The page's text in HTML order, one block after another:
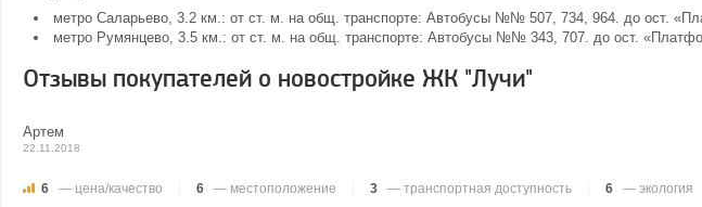
метро Саларьево, 3.2 км.: от ст. м. на общ. транспорте: Автобусы №№ 507, 734, 964. до ост.
метро Румянцево, 3.5 км.: от ст. м. на общ. транспорте: Автобусы №№ 343, 707. до ост.
Отзывы покупателей о новостройке ЖК "Лучи"
Артем
22.11.2018
6 — цена/качество 6 — местоположение 3 — транспортная доступность 6 — экология